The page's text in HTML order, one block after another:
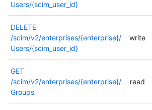
Users/{scim_user_id}
DELETE
/scim/v2/enterprises/{enterprise}/
Users/{scim_user_id}
write
GET
/scim/v2/enterprises/{enterprise}/
Groups
read